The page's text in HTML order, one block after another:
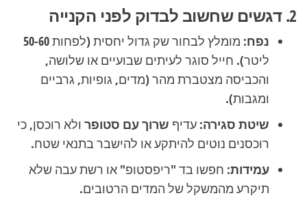
2. דגשים שחשוב לבדוק לפני הקנייה
נפח:
מומלץ לבחור שק גדול יחסית (לפחות 50-60
ליטר). חייל סוגר לעיתים שבועיים או שלושה,
והכביסה מצטברת מהר (מדים, גופיות, גרביים
ומגבות).
שיטת סגירה: עדיף שרוך עם סטופר ולא רוכסן, כי
רוכסנים נוטים להיתקע או להישבר בתנאי שטח.
עמידות: חפשו בד "ריפסטופ" או רשת עבה שלא
תיקרע מהמשקל של המדים הרטובים.